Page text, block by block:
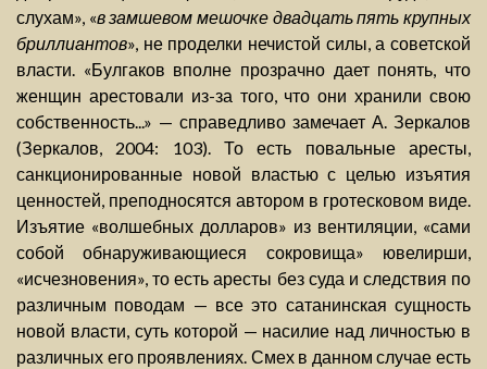
слухам», «в замшевом мешочке двадцать пять крупных
бриллиантов», не проделки нечистой силы, а советской
власти. «Булгаков вполне прозрачно дает понять, что
женщин арестовали из-за того, что они хранили свою
собственность...» — справедливо замечает А. Зеркалов
(Зеркалов, 2004: 103). То есть повальные аресты,
санкционированные новой властью с целью изъятия
ценностей, преподносятся автором в гротесковом виде.
Изъятие «волшебных долларов» из вентиляции, «сами
собой обнаруживающиеся сокровища» ювелирши,
«исчезновения», то есть аресты без суда и следствия по
различным поводам — все это сатанинская сущность
новой власти, суть которой — насилие над личностью в
различных его проявлениях. Смех в данном случае есть